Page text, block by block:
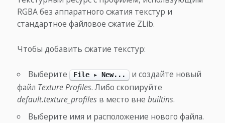
RGBA без аппаратного сжатия текстур и
стандартное файловое сжатие ZLib.
Чтобы добавить сжатие текстур:
Выберите File ▸ New...
и создайте новый
файл Texture Profiles. Либо скопируйте
default.texture_profilesв место вне builtins.
Выберите имя и расположение нового файла.